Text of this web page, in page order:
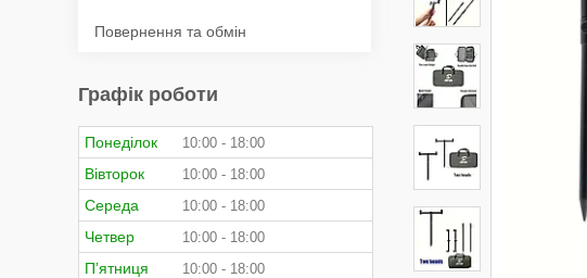
Повернення та обмін
Графік роботи
Понеділок 10:00 18:00
Вівторок 10:00 18:00
Середа 10:00 18:00
Четвер 10:00 18:00
Пʼятниця 10:00 18:00